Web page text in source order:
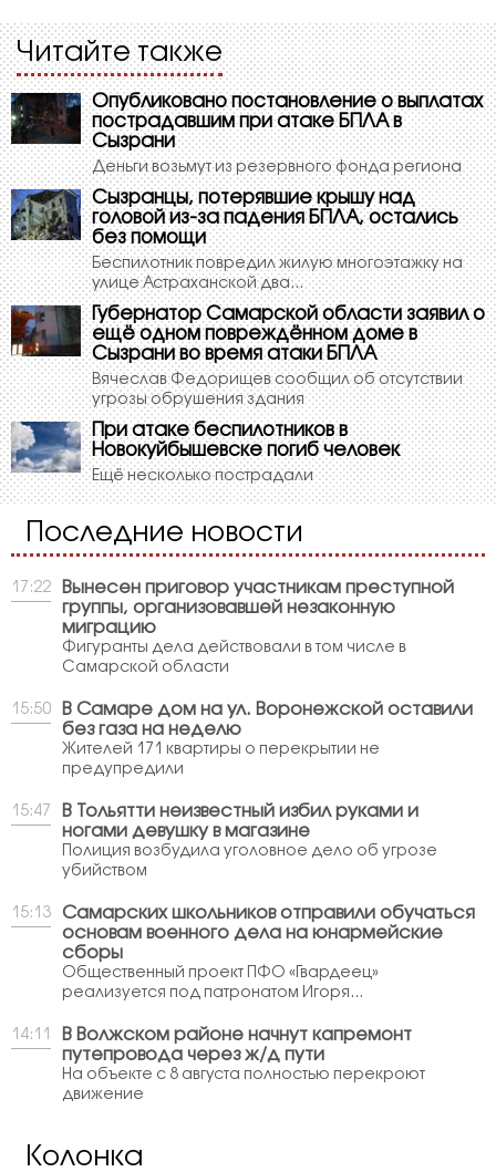
Читайте также
Опубликовано постановление о выплатах
пострадавшим при атаке БПЛА в
Сызрани
Деньги возьмут из резервного фонда региона
Сызранцы, потерявшие крышу над
головой из-за падения БПЛА, остались
без помощи
Беспилотник повредил жилую многоэтажку на
улице Астраханской два...
Губернатор Самарской области заявил о
ещё одном повреждённом доме в
Сызрани во время атаки БПЛА
Вячеслав Федорищев сообщил об отсутствии
угрозы обрушения здания
При атаке беспилотников в
Новокуйбышевске погиб человек
Ещё несколько пострадали
Последние новости
17:22
Вынесен приговор участникам преступной
группы, организовавшей незаконную
миграцию
Фигуранты дела действовали в том числе в
Самарской области
15:50
В Самаре дом на ул. Воронежской оставили
без газа на неделю
Жителей 171 квартиры о перекрытии не
предупредили
15:47
В Тольятти неизвестный избил руками и
ногами девушку в магазине
Полиция возбудила уголовное дело об угрозе
убийством
15:13
Самарских школьников отправили обучаться
основам военного дела на юнармейские
сборы
Общественный проект ПФО «Гвардеец»
реализуется под патронатом Игоря...
14:11
В Волжском районе начнут капремонт
путепровода через ж/д пути
На объекте с 8 августа полностью перекроют
движение
Колонка